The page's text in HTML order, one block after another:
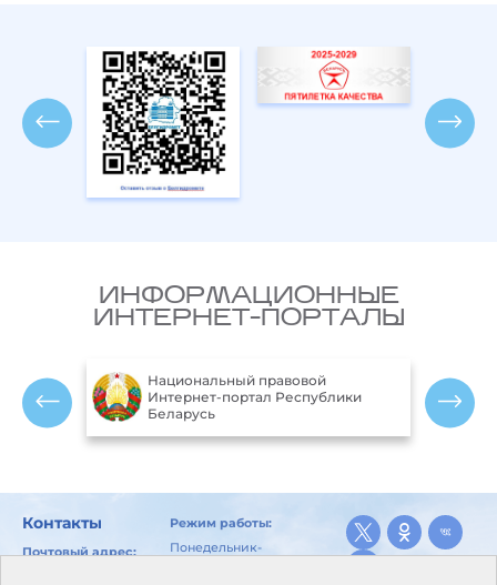
ИНФОРМАЦИОННЫЕ
ИНТЕРНЕТ-ПОРТАЛЫ
Национальный правовой
Интернет-портал Республики
Беларусь
Контакты
Почтовый адрес:
Режим работы:
Понедельник-